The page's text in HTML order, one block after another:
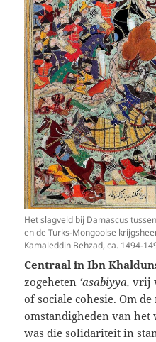
Het slagveld bij Damascus
en de Turks-Mongoolse
Kamaleddin Behzad, ca. 1494-
Centraal in Ibn
zogeheten ‘asabiyya, vrij
of sociale cohesie. Om
omstandigheden van
was die solidariteit in